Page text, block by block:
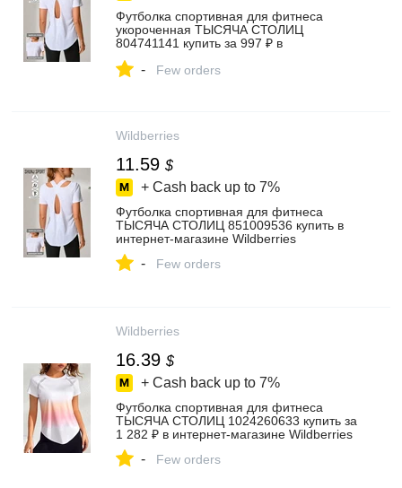
Футболка спортивная для фитнеса
укороченная ТЫСЯЧА СТОЛИЦ
804741141 купить за 997 ₽ в
- Few orders
Wildberries
11.59 $
+ Cash back up to 7%
Футболка спортивная для фитнеса
ТЫСЯЧА СТОЛИЦ 851009536 купить в
интернет‑магазине Wildberries
- Few orders
Wildberries
16.39 $
+ Cash back up to 7%
Футболка спортивная для фитнеса
ТЫСЯЧА СТОЛИЦ 1024260633 купить за
1 282 ₽ в интернет‑магазине Wildberries
- Few orders